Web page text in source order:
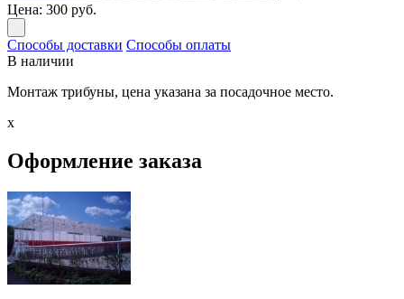
Цена: 300 руб.
Способы доставки Способы оплаты
В наличии
Монтаж трибуны, цена указана за посадочное место.
x
Оформление заказа